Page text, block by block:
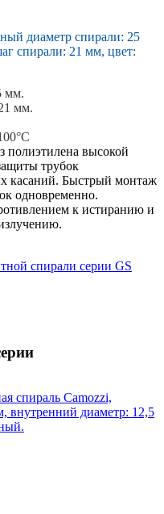
диаметр спирали: 25
спирали: 21 мм, цвет:
мм.
мм.
полиэтилена высокой
трубок
касаний. Быстрый монтаж
одновременно.
к истиранию и
спирали серии GS
спираль Camozzi,
внутренний диаметр: 12,5